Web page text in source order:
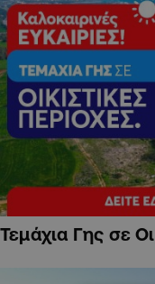
Τεμάχια Γης σε